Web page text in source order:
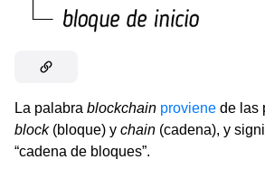
La palabra blockchain proviene de las
block(bloque) y chain (cadena), y
“cadena de bloques”.